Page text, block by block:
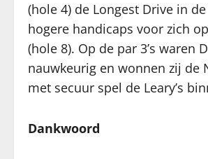
(hole 4) de Longest Drive in
hogere handicaps voor zich
(hole 8). Op de par 3’s waren
nauwkeurig en wonnen zij de
met secuur spel de Leary’s
Dankwoord